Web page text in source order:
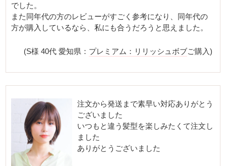
でした。
また同年代の方のレビューがすごく参考になり、同年代の
方が購入しているなら、私にも合うだろうと思えました。
(S様 40代 愛知県： プレミアム：リリッシュボブご購入)
注文から発送まで素早い対応ありがとう
ございました
いつもと違う髪型を楽しみたくて注文し
ました
ありがとうございました